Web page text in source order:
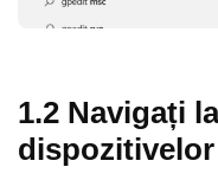
1.2 Navigați
dispozitivelor